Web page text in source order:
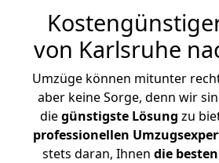
von Karlsruhe
Umzüge können mitunter
aber keine Sorge, denn wir
diegünstigste Lösung zu
professionellen
stets daran, Ihnen die